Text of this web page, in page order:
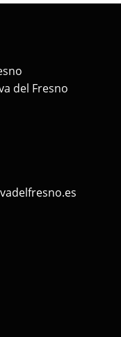
del Fresno